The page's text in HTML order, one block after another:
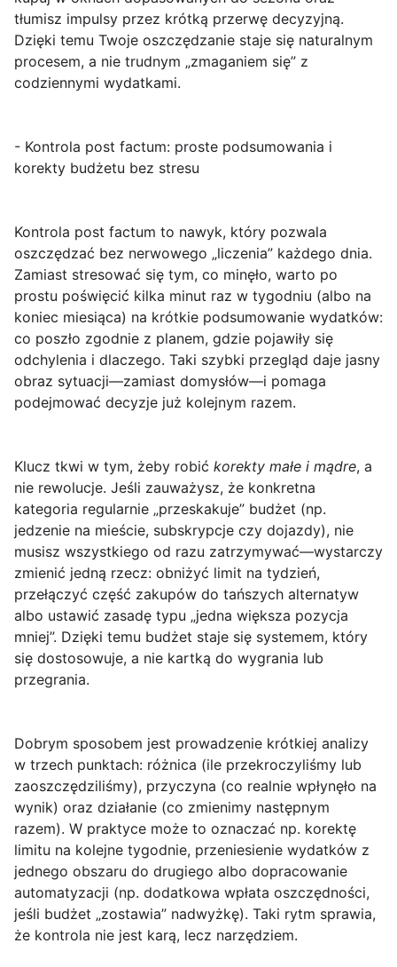
tłumisz impulsy przez krótką przerwę decyzyjną.
Dzięki temu Twoje oszczędzanie staje się naturalnym
procesem, a nie trudnym „zmaganiem się” z
codziennymi wydatkami.
- Kontrola post factum: proste podsumowania i
korekty budżetu bez stresu
Kontrola post factum to nawyk, który pozwala
oszczędzać bez nerwowego „liczenia” każdego dnia.
Zamiast stresować się tym, co minęło, warto po
prostu poświęcić kilka minut raz w tygodniu (albo na
koniec miesiąca) na krótkie podsumowanie wydatków:
co poszło zgodnie z planem, gdzie pojawiły się
odchylenia i dlaczego. Taki szybki przegląd daje jasny
obraz sytuacji—zamiast domysłów—i pomaga
podejmować decyzje już kolejnym razem.
Klucz tkwi w tym, żeby robić korekty małe i mądre, a
nie rewolucje. Jeśli zauważysz, że konkretna
kategoria regularnie „przeskakuje” budżet (np.
jedzenie na mieście, subskrypcje czy dojazdy), nie
musisz wszystkiego od razu zatrzymywać—wystarczy
zmienić jedną rzecz: obniżyć limit na tydzień,
przełączyć część zakupów do tańszych alternatyw
albo ustawić zasadę typu „jedna większa pozycja
mniej”. Dzięki temu budżet staje się systemem, który
się dostosowuje, a nie kartką do wygrania lub
przegrania.
Dobrym sposobem jest prowadzenie krótkiej analizy
w trzech punktach: różnica (ile przekroczyliśmy lub
zaoszczędziliśmy), przyczyna (co realnie wpłynęło na
wynik) oraz działanie (co zmienimy następnym
razem). W praktyce może to oznaczać np. korektę
limitu na kolejne tygodnie, przeniesienie wydatków z
jednego obszaru do drugiego albo dopracowanie
automatyzacji (np. dodatkowa wpłata oszczędności,
jeśli budżet „zostawia” nadwyżkę). Taki rytm sprawia,
że kontrola nie jest karą, lecz narzędziem.